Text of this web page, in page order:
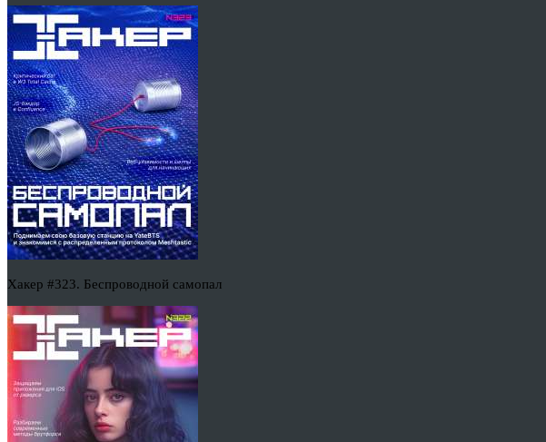
Хакер #323. Беспроводной самопал